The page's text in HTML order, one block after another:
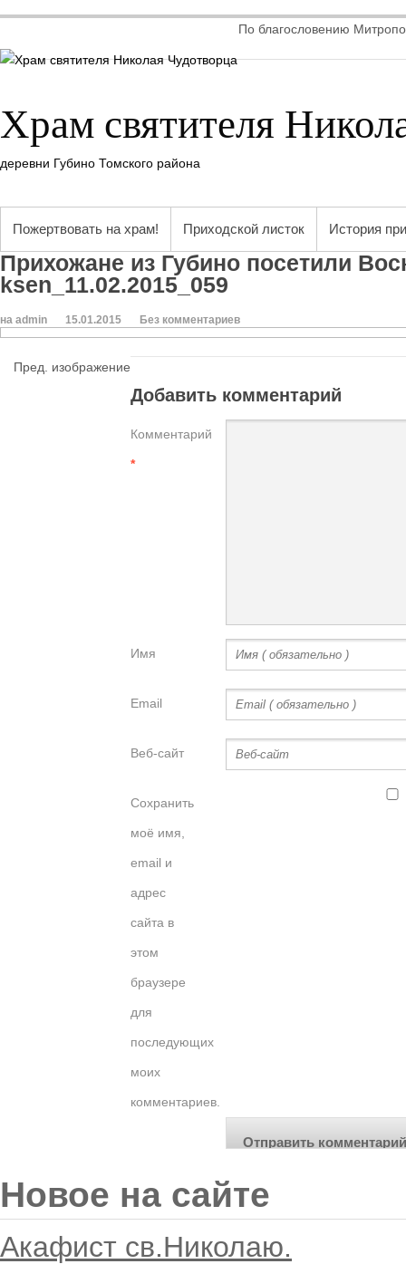
По благословению
Храм святителя
деревни Губино Томского района
Пожертвовать на храм! Приходской листок История
Прихожане из Губино посетили
ksen_11.02.2015_059
на admin 15.01.2015 Без комментариев
Пред. изображение
Добавить комментарий
Комментарий
*
Имя
Email
Веб-сайт
Сохранить
моё имя,
email и
адрес
сайта в
этом
браузере
для
последующих
моих
комментариев.
Новое на сайте
Акафист св.Николаю.